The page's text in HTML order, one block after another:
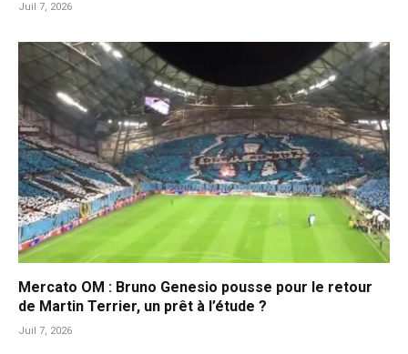
Juil 7, 2026
Mercato OM : Bruno Genesio pousse pour le retour
de Martin Terrier, un prêt à l’étude ?
Juil 7, 2026